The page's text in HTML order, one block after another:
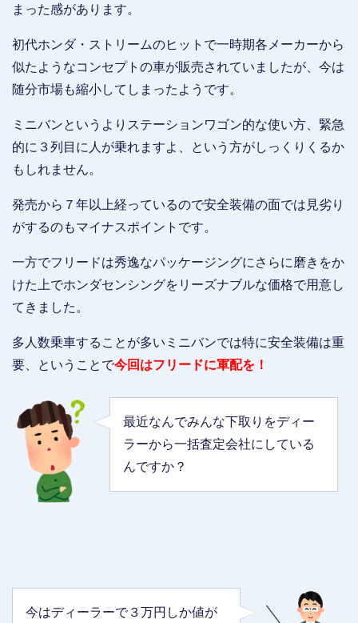
まった感があります。
初代ホンダ・ストリームのヒットで一時期各メーカーから
似たようなコンセプトの車が販売されていましたが、今は
随分市場も縮小してしまったようです。
ミニバンというよりステーションワゴン的な使い方、緊急
的に３列目に人が乗れますよ、という方がしっくりくるか
もしれません。
発売から７年以上経っているので安全装備の面では見劣り
がするのもマイナスポイントです。
一方でフリードは秀逸なパッケージングにさらに磨きをか
けた上でホンダセンシングをリーズナブルな価格で用意し
てきました。
多人数乗車することが多いミニバンでは特に安全装備は重
要、ということで今回はフリードに軍配を！
最近なんでみんな下取りをディー
ラーから一括査定会社にしている
んですか？
今はディーラーで３万円しか値が